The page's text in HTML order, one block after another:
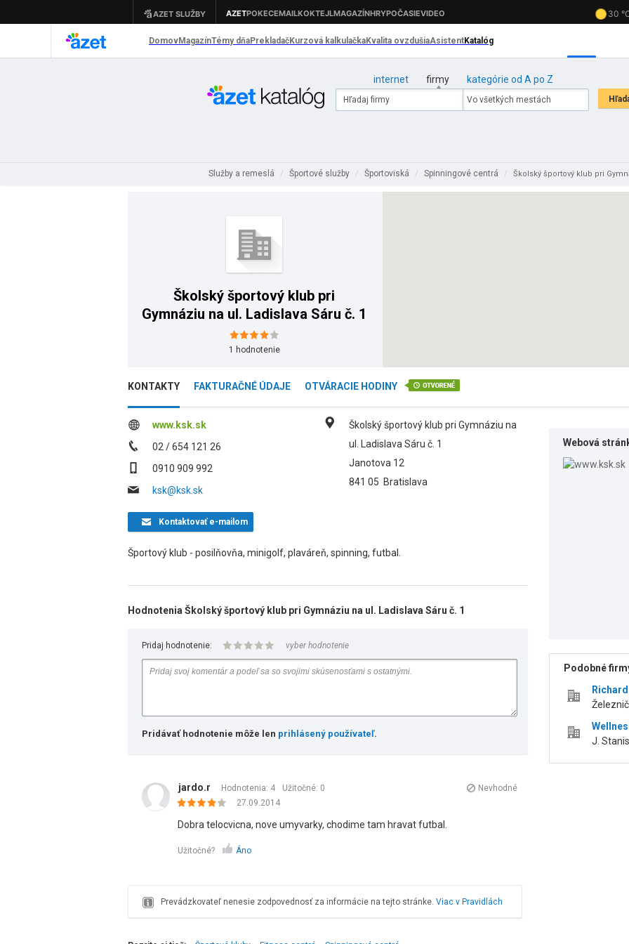
internet firmy kategórie od A po Z
Služby a remeslá / Športové služby / Športoviská / Spinningové centrá / Školský športový klub pri
Školský športový klub pri
Gymnáziu na ul. Ladislava Sáru č. 1
1 hodnotenie
KONTAKTY FAKTURAČNÉ ÚDAJE OTVÁRACIE HODINY
www.ksk.sk
02 / 654 121 26
0910 909 992
ksk@ksk.sk
Školský športový klub pri Gymnáziu na
ul. Ladislava Sáru č. 1
Janotova 12
841 05 Bratislava
Kontaktovaťe-mailom
Športový klub - posilňovňa, minigolf, plaváreň, spinning, futbal.
Hodnotenia Školský športový klub pri Gymnáziu na ul. Ladislava Sáru č. 1
Pridaj hodnotenie: vyber hodnotenie
Pridávať hodnotenie môže len prihlásený používateľ.
jardo.r Hodnotenia: 4 Užitočné: 0
Nevhodné
27.09.2014
Dobra telocvicna, nove umyvarky, chodime tam hravat futbal.
Užitočné? Áno
Prevádzkovateľ nenesie zodpovednosť za informácie na tejto stránke. Viac v Pravidlách
Webová
Podobné
J.